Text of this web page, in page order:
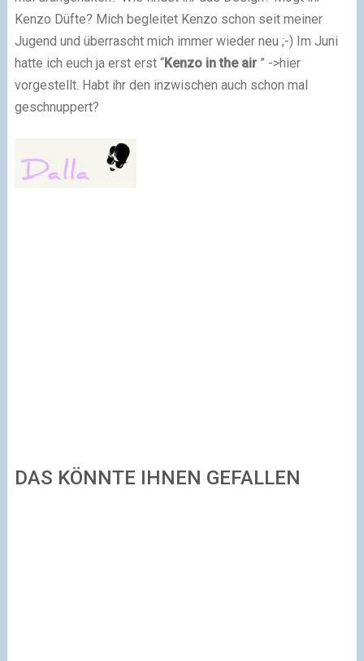
Kenzo Düfte? Mich begleitet Kenzo schon seit meiner
Jugend und überrascht mich immer wieder neu ;-) Im Juni
hatte ich euch ja erst erst “Kenzo in the air” ->hier
vorgestellt. Habt ihr den inzwischen auch schon mal
geschnuppert?
DAS KÖNNTE IHNEN GEFALLEN